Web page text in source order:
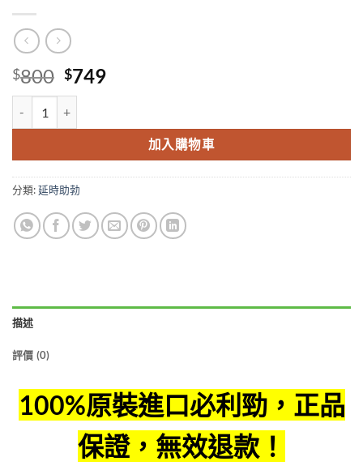
$800 Original
price
was:
$800.
$749Current
$749.加入購物車
分類:延時助勃
描述
評價 (0)
100%原裝進口必利勁，正品
保證，無效退款！